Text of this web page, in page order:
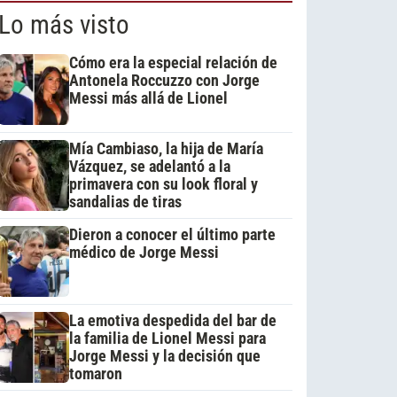
más visto
Cómo era la especial relación de
Antonela Roccuzzo con Jorge
Messi más allá de Lionel
Mía Cambiaso, la hija de María
Vázquez, se adelantó a la
primavera con su look floral y
sandalias de tiras
Dieron a conocer el último parte
médico de Jorge Messi
La emotiva despedida del bar de
la familia de Lionel Messi para
Jorge Messi y la decisión que
tomaron